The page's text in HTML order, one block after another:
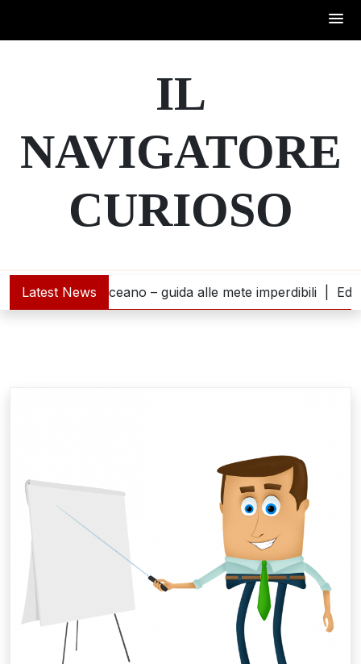
IL
NAVIGATORE
CURIOSO
Latest News
incontra l’oceano – guida alle mete imperdibili |